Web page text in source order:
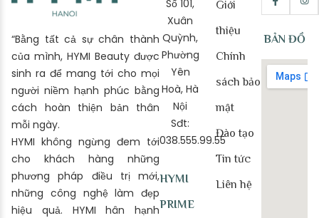
“Bằng tất cả sự chân thành
của mình, HYMI Beauty được
sinh ra để mang tới cho mọi
người niềm hạnh phúc bằng
cách hoàn thiện bản thân
mỗi ngày.
HYMI không ngừng đem tới
cho khách hàng những
phương pháp điều trị mới,
những công nghệ làm đẹp
hiệu quả. HYMI hân hạnh
Số 101,
Xuân
Quỳnh,
Phường
Yên
Hoà, Hà
Nội
Sđt:
038.555.99.55
HYMI
PRIME
Giới
thiệu
Chính
sách bảo
mật
Đào tạo
Tin tức
Liên hệ
BẢN ĐỒ